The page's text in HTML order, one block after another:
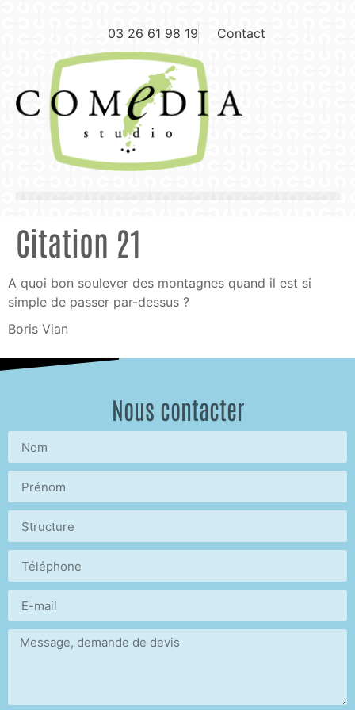
03 26 61 98 19 Contact
Citation 21
A quoi bon soulever des montagnes quand il est si
simple de passer par-dessus ?
Boris Vian
Nous contacter